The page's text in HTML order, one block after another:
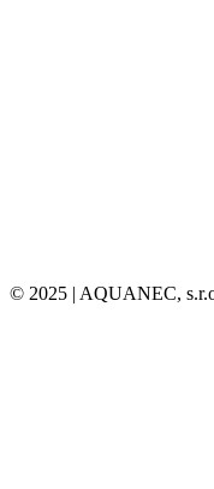
© 2025 | AQUANEC,